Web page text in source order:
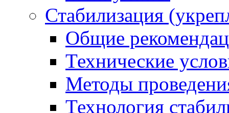
Стабилизация
Общие
Технические
Методы
Технология